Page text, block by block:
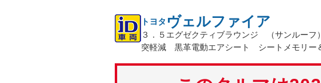
トヨタ ヴェルファイア
３．５エグゼクティブラウンジ （サンル
突軽減 黒革電動エアシート シートメモリー